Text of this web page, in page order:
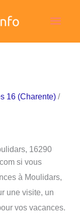
16 (Charente) /
16290
si vous
à Moulidars,
une visite, un
vos vacances.